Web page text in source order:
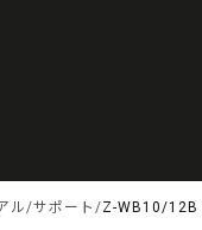
ル/サポート /Z-WB10/